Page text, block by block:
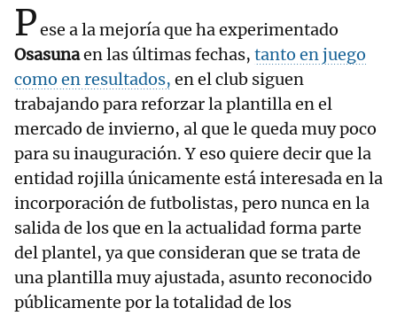
Pese a la mejoría que ha experimentado
Osasunaen las últimas fechas, tanto en juego
como en resultados, en el club siguen
trabajando para reforzar la plantilla en el
mercado de invierno, al que le queda muy poco
para su inauguración. Y eso quiere decir que la
entidad rojilla únicamente está interesada en la
incorporación de futbolistas, pero nunca en la
salida de los que en la actualidad forma parte
del plantel, ya que consideran que se trata de
una plantilla muy ajustada, asunto reconocido
públicamente por la totalidad de los